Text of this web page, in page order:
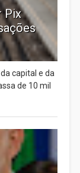
Pix
capital e da
de 10 mil